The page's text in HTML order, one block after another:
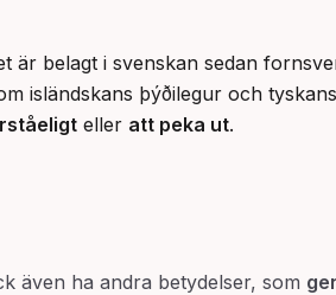
är belagt i svenskan sedan
isländskans þýðilegur och
eller att peka ut.
även ha andra betydelser, som